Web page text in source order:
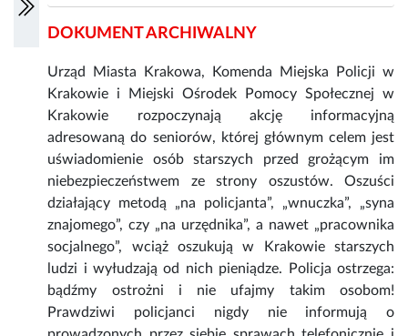
DOKUMENT ARCHIWALNY
Urząd Miasta Krakowa, Komenda Miejska Policji w
Krakowie i Miejski Ośrodek Pomocy Społecznej w
Krakowie rozpoczynają akcję informacyjną
adresowaną do seniorów, której głównym celem jest
uświadomienie osób starszych przed grożącym im
niebezpieczeństwem ze strony oszustów. Oszuści
działający metodą „na policjanta”, „wnuczka”, „syna
znajomego”, czy „na urzędnika”, a nawet „pracownika
socjalnego”, wciąż oszukują w Krakowie starszych
ludzi i wyłudzają od nich pieniądze. Policja ostrzega:
bądźmy ostrożni i nie ufajmy takim osobom!
Prawdziwi policjanci nigdy nie informują o